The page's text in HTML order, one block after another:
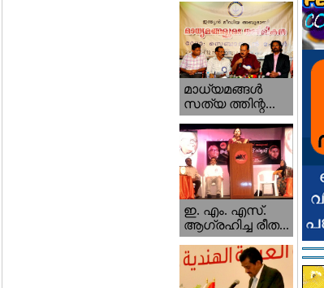
മാധ്യമങ്ങള്‍
സത്യ ത്തിന്റ...
ഇ. എം. എസ്.
ആഗ്രഹിച്ച രീത...